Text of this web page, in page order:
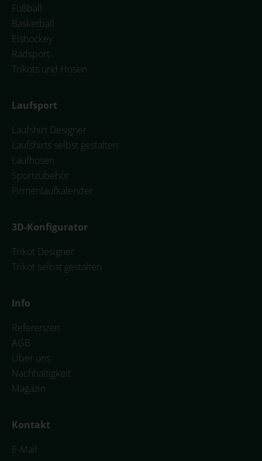
Fußball
Basketball
Eishockey
Radsport
Trikots und Hosen
Laufsport
Laufshirt Designer
Laufshirts selbst gestalten
Laufhosen
Sportzubehör
Firmenlaufkalender
3D-Konfigurator
Trikot Designer
Trikot selbst gestalten
Info
Referenzen
AGB
Über uns
Nachhaltigkeit
Magazin
Kontakt
E-Mail